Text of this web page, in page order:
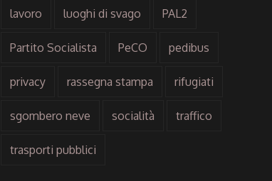
lavoro luoghi di svago PAL2
Partito Socialista PeCO pedibus
privacy rassegna stampa rifugiati
sgombero neve socialità traffico
trasporti pubblici